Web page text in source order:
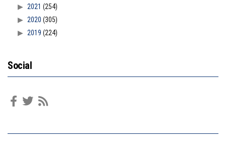
2021 (254)
2020 (305)
2019 (224)
Social